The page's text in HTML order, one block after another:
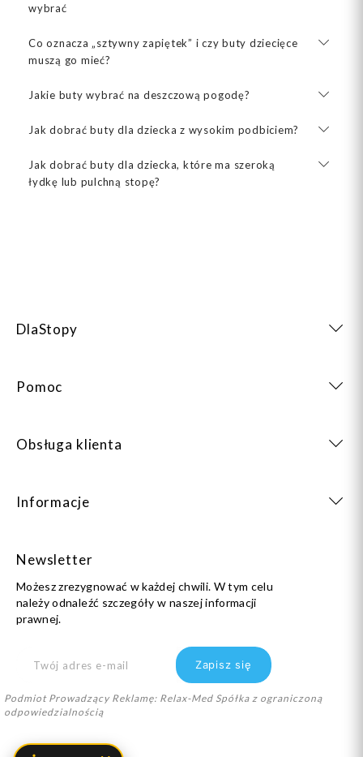
wybrać
Co oznacza „sztywny zapiętek” i czy buty dziecięce
muszą go mieć?
Jakie buty wybrać na deszczową pogodę?
Jak dobrać buty dla dziecka z wysokim podbiciem?
Jak dobrać buty dla dziecka, które ma szeroką
łydkę lub pulchną stopę?
DlaStopy
Pomoc
Obsługa klienta
Informacje
Newsletter
Możesz zrezygnować w każdej chwili. W tym celu
należy odnaleźć szczegóły w naszej informacji
prawnej.
Podmiot Prowadzący Reklamę: Relax-Med Spółka z ograniczoną
odpowiedzialnością